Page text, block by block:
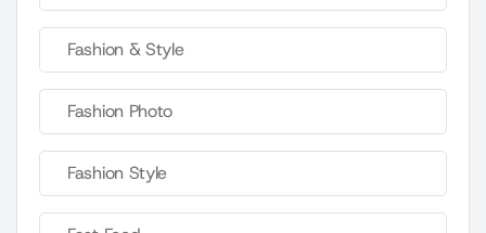
Fashion & Style
Fashion Photo
Fashion Style